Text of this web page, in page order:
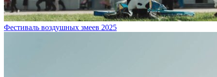
Фестиваль воздушных змеев 2025